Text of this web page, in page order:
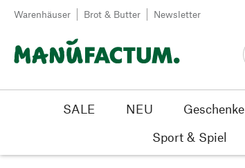
Zum Inhalt springen
Warenhäuser Brot & Butter Newsletter
SALE NEU Geschenke
Sport & Spiel